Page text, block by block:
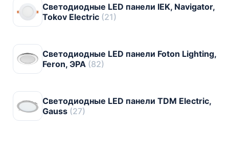
Светодиодные LED панели IEK, Navigator,
Tokov Electric (21)
Светодиодные LED панели Foton Lighting,
Feron, ЭРА (82)
Светодиодные LED панели TDM Electric,
Gauss (27)